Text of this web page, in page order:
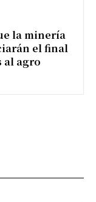
la minería
el final
al agro